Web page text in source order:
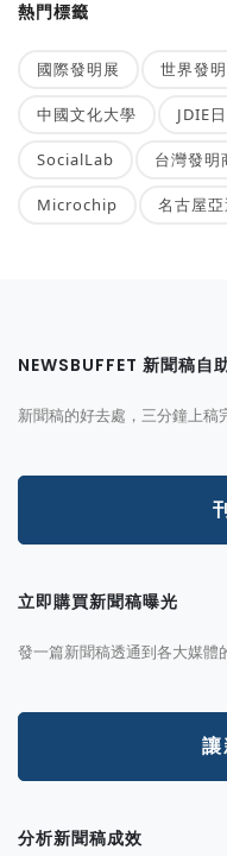
熱門標籤
國際發明展 世界發
中國文化大學 JDIE
SocialLab 台灣發明
Microchip 名古屋亞
NEWSBUFFET 新聞稿自
新聞稿的好去處，三分鐘上稿
立即購買新聞稿曝光
發一篇新聞稿透通到各大媒體
分析新聞稿成效